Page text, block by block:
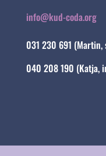
info@kud-coda.org
031 230 691
040 208 190 (Katja,